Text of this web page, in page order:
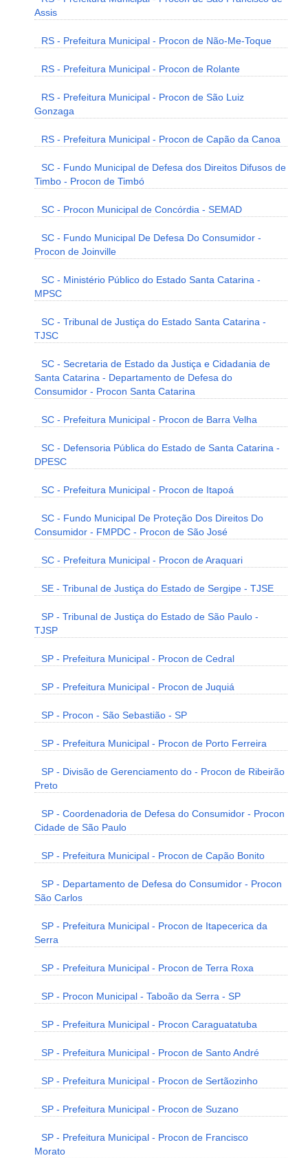
Assis
RS - Prefeitura Municipal - Procon de Não-Me-Toque
RS - Prefeitura Municipal - Procon de Rolante
RS - Prefeitura Municipal - Procon de São Luiz
Gonzaga
RS - Prefeitura Municipal - Procon de Capão da Canoa
SC - Fundo Municipal de Defesa dos Direitos Difusos de
Timbo - Procon de Timbó
SC - Procon Municipal de Concórdia - SEMAD
SC - Fundo Municipal De Defesa Do Consumidor -
Procon de Joinville
SC - Ministério Público do Estado Santa Catarina -
MPSC
SC - Tribunal de Justiça do Estado Santa Catarina -
TJSC
SC - Secretaria de Estado da Justiça e Cidadania de
Santa Catarina - Departamento de Defesa do
Consumidor - Procon Santa Catarina
SC - Prefeitura Municipal - Procon de Barra Velha
SC - Defensoria Pública do Estado de Santa Catarina -
DPESC
SC - Prefeitura Municipal - Procon de Itapoá
SC - Fundo Municipal De Proteção Dos Direitos Do
Consumidor - FMPDC - Procon de São José
SC - Prefeitura Municipal - Procon de Araquari
SE - Tribunal de Justiça do Estado de Sergipe - TJSE
SP - Tribunal de Justiça do Estado de São Paulo -
TJSP
SP - Prefeitura Municipal - Procon de Cedral
SP - Prefeitura Municipal - Procon de Juquiá
SP - Procon - São Sebastião - SP
SP - Prefeitura Municipal - Procon de Porto Ferreira
SP - Divisão de Gerenciamento do - Procon de Ribeirão
Preto
SP - Coordenadoria de Defesa do Consumidor - Procon
Cidade de São Paulo
SP - Prefeitura Municipal - Procon de Capão Bonito
SP - Departamento de Defesa do Consumidor - Procon
São Carlos
SP - Prefeitura Municipal - Procon de Itapecerica da
Serra
SP - Prefeitura Municipal - Procon de Terra Roxa
SP - Procon Municipal - Taboão da Serra - SP
SP - Prefeitura Municipal - Procon Caraguatatuba
SP - Prefeitura Municipal - Procon de Santo André
SP - Prefeitura Municipal - Procon de Sertãozinho
SP - Prefeitura Municipal - Procon de Suzano
SP - Prefeitura Municipal - Procon de Francisco
Morato